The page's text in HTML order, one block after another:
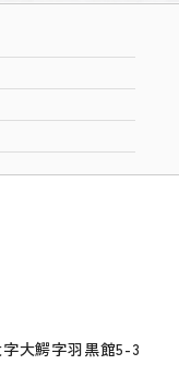
大鰐字羽黒館5-3